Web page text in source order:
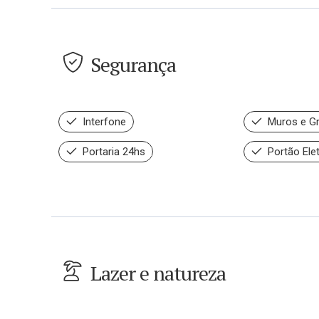
Segurança
Interfone Muros e
Portaria 24hs Portão
Lazer e natureza